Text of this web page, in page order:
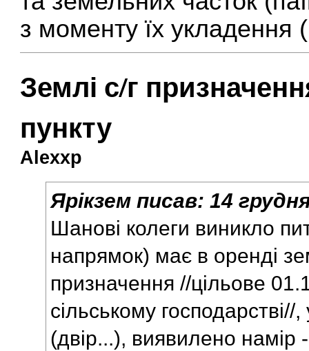
з моменту їх укладення
Землі с/г
пункту
Alexxp
Ярікзем писав:14
Шанові колеги виникло
напрямок) має в оренді
призначення //цільове
сільському господарстві//,
(двір...), виявилено